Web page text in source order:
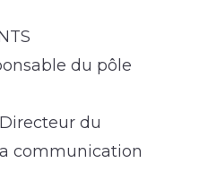
du pôle
du
communication